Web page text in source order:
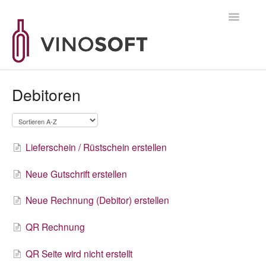
Toggle
Debitoren
Lieferschein / Rüstschein erstellen
Neue Gutschrift erstellen
Neue Rechnung (Debitor) erstellen
QR Rechnung
QR Seite wird nicht erstellt